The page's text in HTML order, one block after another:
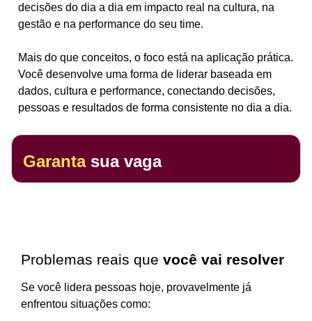
decisões do dia a dia em impacto real na cultura, na
gestão e na performance do seu time.
Mais do que conceitos, o foco está na aplicação prática.
Você desenvolve uma forma de liderar baseada em
dados, cultura e performance, conectando decisões,
pessoas e resultados de forma consistente no dia a dia.
Garantasua vaga
Problemas reais que você vai resolver
Se você lidera pessoas hoje, provavelmente já
enfrentou situações como: